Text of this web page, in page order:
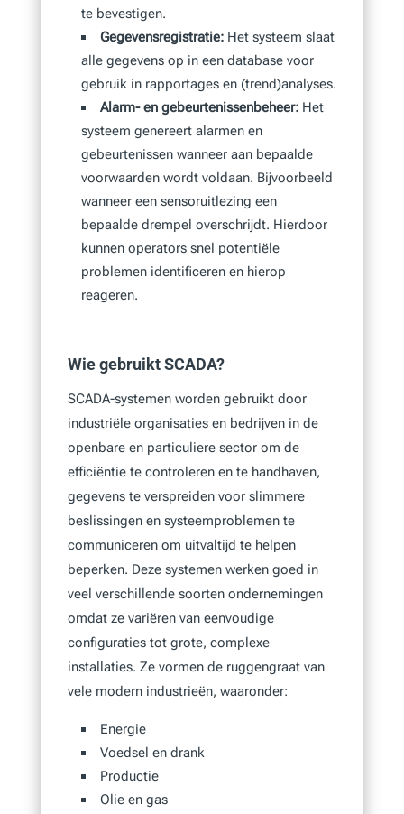
te bevestigen.
Gegevensregistratie:Het systeem slaat
alle gegevens op in een database voor
gebruik in rapportages en (trend)analyses.
Alarm- en gebeurtenissenbeheer:Het
systeem genereert alarmen en
gebeurtenissen wanneer aan bepaalde
voorwaarden wordt voldaan. Bijvoorbeeld
wanneer een sensoruitlezing een
bepaalde drempel overschrijdt. Hierdoor
kunnen operators snel potentiële
problemen identificeren en hierop
reageren.
Wie gebruikt SCADA?
SCADA-systemen worden gebruikt door
industriële organisaties en bedrijven in de
openbare en particuliere sector om de
efficiëntie te controleren en te handhaven,
gegevens te verspreiden voor slimmere
beslissingen en systeemproblemen te
communiceren om uitvaltijd te helpen
beperken. Deze systemen werken goed in
veel verschillende soorten ondernemingen
omdat ze variëren van eenvoudige
configuraties tot grote, complexe
installaties. Ze vormen de ruggengraat van
vele modern industrieën, waaronder:
Energie
Voedsel en drank
Productie
Olie en gas